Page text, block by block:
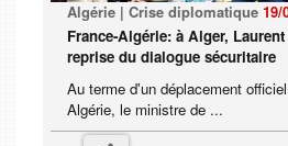
Algérie | Crise diplomatique 19/
France-Algérie: à Alger,
reprise du dialogue sécuritaire
Au terme d'un déplacement
Algérie, le ministre de ...